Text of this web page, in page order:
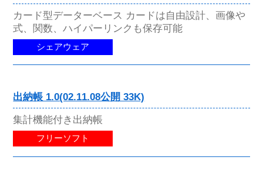
カード型データーベース カードは自由設計、画像や
式、関数、ハイパーリンクも保存可能
シェアウェア
出納帳 1.0(02.11.08公開 33K)
集計機能付き出納帳
フリーソフト